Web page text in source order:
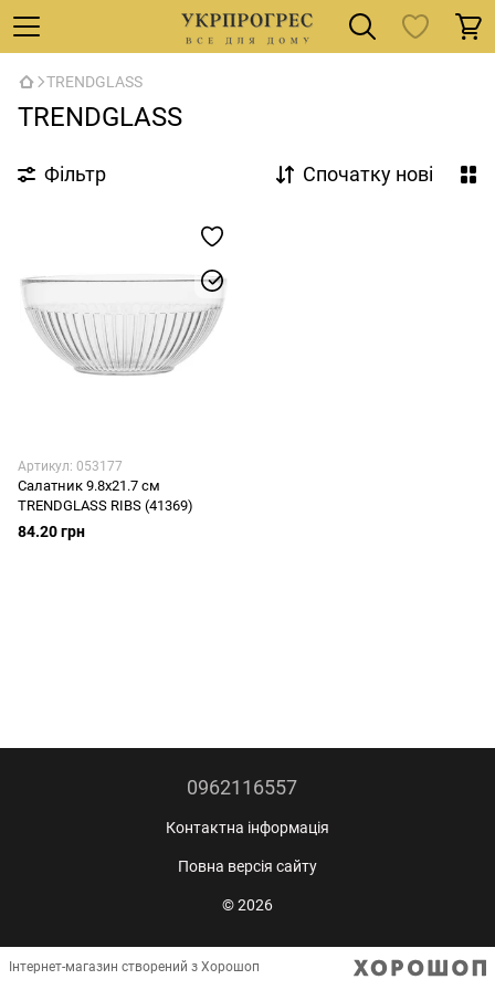
TRENDGLASS
TRENDGLASS
Фільтр Спочатку нові
Артикул: 053177
Салатник 9.8x21.7 см
TRENDGLASS RIBS (41369)
84.20 грн
0962116557
Контактна інформація
Повна версія сайту
© 2026
Інтернет-магазин створений з Хорошоп